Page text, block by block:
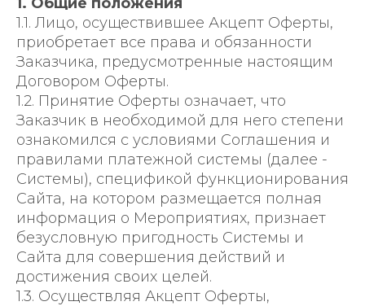
1.1. Лицо, осуществившее Акцепт Оферты,
приобретает все права и обязанности
Заказчика, предусмотренные настоящим
Договором Оферты.
1.2. Принятие Оферты означает, что
Заказчик в необходимой для него степени
ознакомился с условиями Соглашения и
правилами платежной системы (далее -
Системы), спецификой функционирования
Сайта, на котором размещается полная
информация о Мероприятиях, признает
безусловную пригодность Системы и
Сайта для совершения действий и
достижения своих целей.
1.3. Осуществляя Акцепт Оферты,